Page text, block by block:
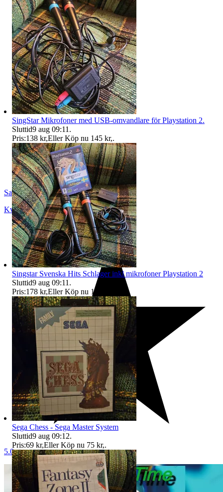
SandsOfTime
Kvänum,Sverige
5.0
SingStar Mikrofoner med USB-omvandlare för Playstation 2.
Sluttid9 aug 09:11 .
Pris:138 kr,Eller Köp nu 145 kr,.
Singstar Svenska Hits Schlager inkl mikrofoner Playstation 2
Sluttid9 aug 09:11 .
Pris:178 kr,Eller Köp nu 195 kr
Sega Chess - Sega Master System
Sluttid9 aug 09:12.
Pris:69 kr,Eller Köp nu 75 kr,.